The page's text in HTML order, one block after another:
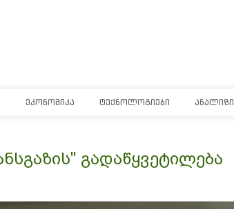
ᲔᲙᲝᲜᲝᲛᲘᲙᲐ ᲢᲔᲥᲜᲝᲚᲝᲒᲘᲔᲑᲘ ᲐᲜᲐᲚᲘᲖᲘ
გადაწყვეტილება